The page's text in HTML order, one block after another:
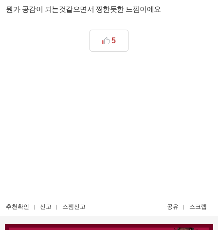
뭔가 공감이 되는것같으면서 찡한듯한 느낌이에요
5
추천확인 신고 스팸신고 공유 스크랩